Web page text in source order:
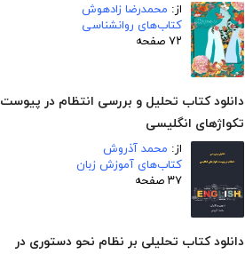
از: محمدرضا زادهوش
کتاب‌های روانشناسی
۷۲ صفحه
دانلود کتاب تحلیل و بررسی انتظام در پیوست
تکواژهای انگلیسی
از: محمد آذروش
کتاب‌های آموزش زبان
۳۷ صفحه
دانلود کتاب تحلیلی بر نظام نحو دستوری در